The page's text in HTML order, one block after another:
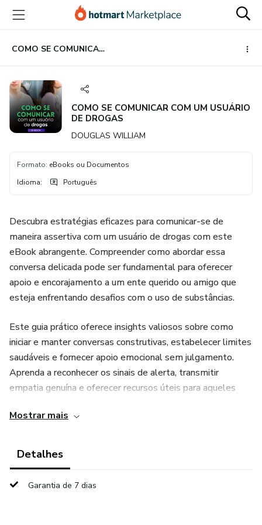
para
conteúdo
principal
para
pagamento
para
rodapé
COMO SE COMUNICAR COM UM USUÁRIO DE DROGAS
COMO SE COMUNICAR COM UM USUÁRIO
DE DROGAS
DOUGLAS WILLIAM
Formato: eBooks ou Documentos
Idioma: Português
Descubra estratégias eficazes para comunicar-se de
maneira assertiva com um usuário de drogas com este
eBook abrangente. Compreender como abordar essa
conversa delicada pode ser fundamental para oferecer
apoio e encorajamento a um ente querido ou amigo que
esteja enfrentando desafios com o uso de substâncias.
Este guia prático oferece insights valiosos sobre como
iniciar e manter conversas construtivas, estabelecer limites
saudáveis e fornecer apoio emocional sem julgamento.
Aprenda a reconhecer os sinais de alerta, transmitir
empatia genuína e oferecer recursos úteis para aqueles
especializados, este eBook é uma ferramenta essencial
positivo no apoio a indivíduos que lutam contra o uso de
Mostrar mais
Detalhes
Garantia de 7 dias